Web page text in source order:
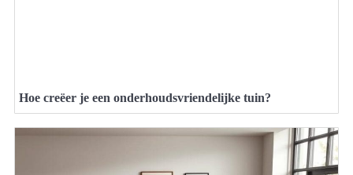
Hoe creëer je een onderhoudsvriendelijke tuin?